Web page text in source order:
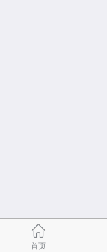
首页